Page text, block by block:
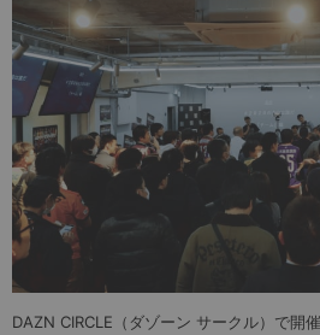
DAZN CIRCLE （ダゾーン サークル）で開